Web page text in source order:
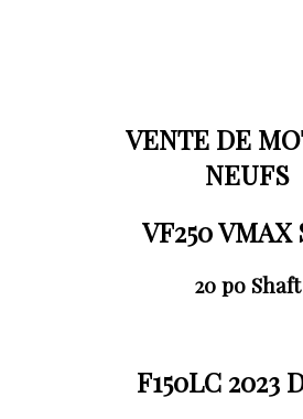
VENTE DE
NEUFS
VF250 VMAX
20 po Shaft
F150LC 2023